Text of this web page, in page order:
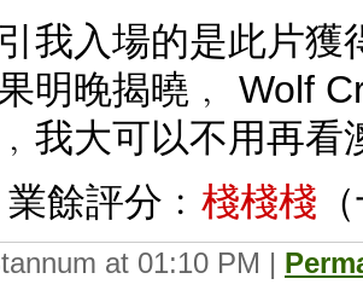
我入場的是此片獲
明晚揭曉﹐ Wolf
我大可以不用再看
餘評分﹕ 棧棧棧
at 01:10 PM |